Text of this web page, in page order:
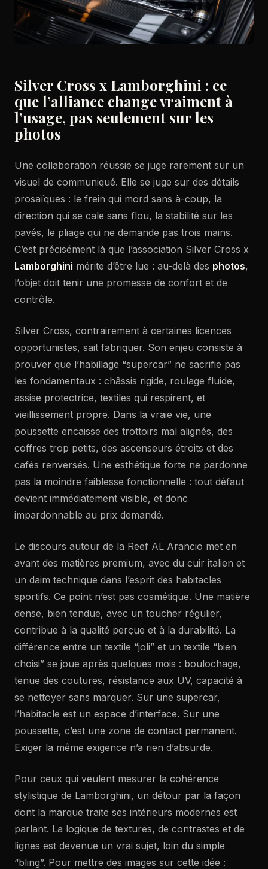
Silver Cross x Lamborghini : ce
que l’alliance change vraiment à
l’usage, pas seulement sur les
photos
Une collaboration réussie se juge rarement sur un
visuel de communiqué. Elle se juge sur des détails
prosaïques : le frein qui mord sans à-coup, la
direction qui se cale sans flou, la stabilité sur les
pavés, le pliage qui ne demande pas trois mains.
C’est précisément là que l’association Silver Cross x
Lamborghini mérite d’être lue : au-delà des photos,
l’objet doit tenir une promesse de confort et de
contrôle.
Silver Cross, contrairement à certaines licences
opportunistes, sait fabriquer. Son enjeu consiste à
prouver que l’habillage “supercar” ne sacrifie pas
les fondamentaux : châssis rigide, roulage fluide,
assise protectrice, textiles qui respirent, et
vieillissement propre. Dans la vraie vie, une
poussette encaisse des trottoirs mal alignés, des
coffres trop petits, des ascenseurs étroits et des
cafés renversés. Une esthétique forte ne pardonne
pas la moindre faiblesse fonctionnelle : tout défaut
devient immédiatement visible, et donc
impardonnable au prix demandé.
Le discours autour de la Reef AL Arancio met en
avant des matières premium, avec du cuir italien et
un daim technique dans l’esprit des habitacles
sportifs. Ce point n’est pas cosmétique. Une matière
dense, bien tendue, avec un toucher régulier,
contribue à la qualité perçue et à la durabilité. La
différence entre un textile “joli” et un textile “bien
choisi” se joue après quelques mois : boulochage,
tenue des coutures, résistance aux UV, capacité à
se nettoyer sans marquer. Sur une supercar,
l’habitacle est un espace d’interface. Sur une
poussette, c’est une zone de contact permanent.
Exiger la même exigence n’a rien d’absurde.
Pour ceux qui veulent mesurer la cohérence
stylistique de Lamborghini, un détour par la façon
dont la marque traite ses intérieurs modernes est
parlant. La logique de textures, de contrastes et de
lignes est devenue un vrai sujet, loin du simple
“bling”. Pour mettre des images sur cette idée :